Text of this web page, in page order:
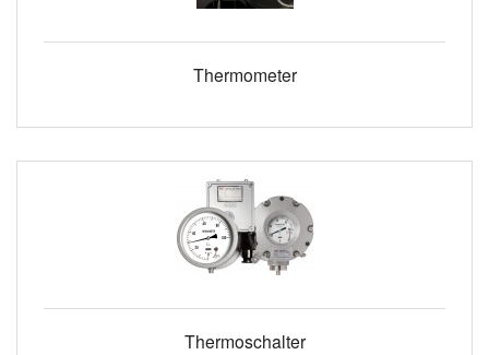
Thermometer
Thermoschalter